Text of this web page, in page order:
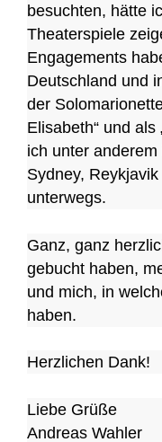
besuchten, hätte
Theaterspiele
Engagements
Deutschland und
der
Elisabeth“ und als
ich unter
Sydney,
unterwegs.
Ganz, ganz
gebucht haben,
und mich, in
haben.
Herzlichen Dank!
Liebe Grüße
Andreas Wahler